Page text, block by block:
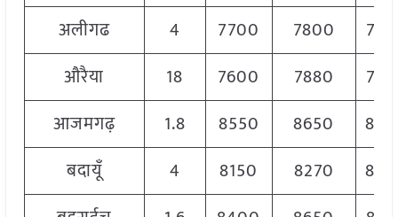
अलीगढ
4 7700 7800
औरैया
18 7600 7880
आजमगढ़
1.8 8550 8650
बदायूँ
4 8150 8270